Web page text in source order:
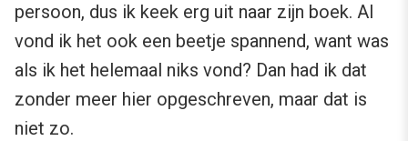
persoon, dus ik keek erg uit naar zijn boek. Al
vond ik het ook een beetje spannend, want was
als ik het helemaal niks vond? Dan had ik dat
zonder meer hier opgeschreven, maar dat is
niet zo.